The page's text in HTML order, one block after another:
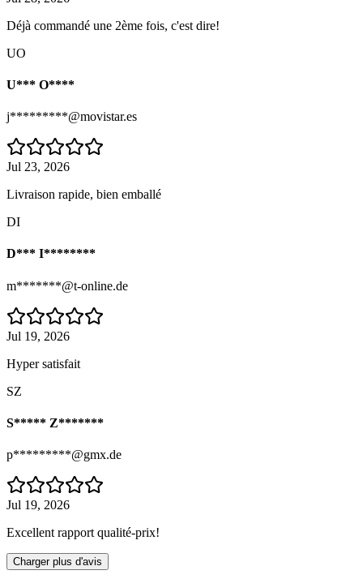
Déjà commandé une 2ème fois, c'est dire!
UO
U*** O****
j*********@movistar.es
Jul 23, 2026
Livraison rapide, bien emballé
DI
D*** I********
m*******@t-online.de
Jul 19, 2026
Hyper satisfait
SZ
S***** Z*******
p*********@gmx.de
Jul 19, 2026
Excellent rapport qualité-prix!
Charger plus d'avis